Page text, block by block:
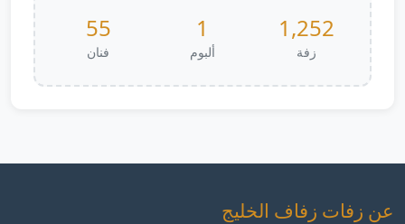
1,252
زفة
1
ألبوم
55
فنان
عن زفات زفاف الخليج